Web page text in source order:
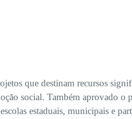
que destinam recursos
social. Também aprovado
estaduais, municipais e